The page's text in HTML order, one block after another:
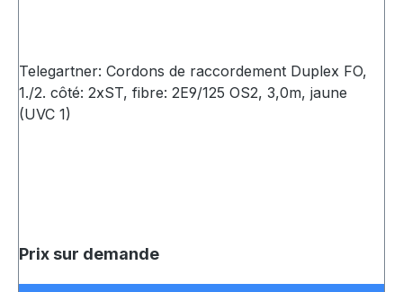
Telegartner: Cordons de raccordement Duplex FO,
1./2. côté: 2xST, fibre: 2E9/125 OS2, 3,0m, jaune
(UVC 1)
Prix sur demande